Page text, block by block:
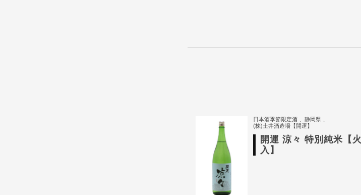
日本酒季節限定酒
静岡県
(株)土井酒造場【開運】
開運 涼々 特別純米【火
入】